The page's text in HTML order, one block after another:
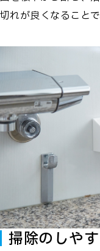
切れが良くなること
掃除のしや